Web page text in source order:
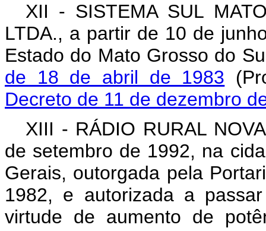
XII - SISTEMA SUL
LTDA., a partir de 10 de
Estado do Mato Grosso do
de 18 de abril de 1983
Decreto de 11 de dezembro
XIII - RÁDIO RURAL
de setembro de 1992, na
Gerais, outorgada pela
1982, e autorizada a
virtude de aumento de